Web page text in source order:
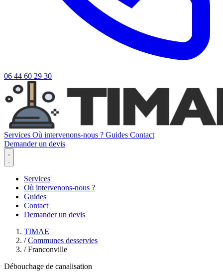
06 44 60 29 30
Services Où intervenons-nous ? Guides Contact
Demander un devis
Services
Où intervenons-nous ?
Guides
Contact
Demander un devis
TIMAE
/ Communes desservies
/ Franconville
Débouchage de canalisation